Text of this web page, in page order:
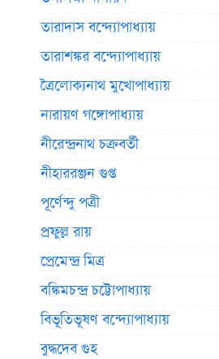
তারাদাস বন্দ্যোপাধ্যায়
তারাশঙ্কর বন্দ্যোপাধ্যায়
ত্রৈলোক্যনাথ মুখোপাধ্যায়
নারায়ণ গঙ্গোপাধ্যায়
নীরেন্দ্রনাথ চক্রবর্তী
নীহাররঞ্জন গুপ্ত
পূর্ণেন্দু পত্রী
প্রফুল্ল রায়
প্রেমেন্দ্র মিত্র
বঙ্কিমচন্দ্র চট্টোপাধ্যায়
বিভূতিভূষণ বন্দ্যোপাধ্যায়
বুদ্ধদেব গুহ